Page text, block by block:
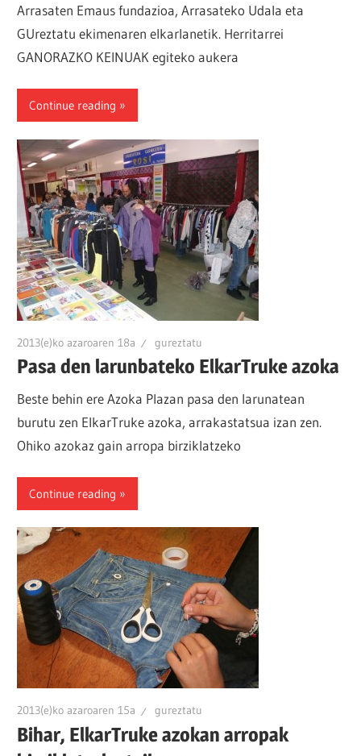
Arrasaten Emaus fundazioa, Arrasateko Udala eta
GUreztatu ekimenaren elkarlanetik. Herritarrei
GANORAZKO KEINUAK egiteko aukera
Continue reading
2013(e)ko azaroaren 18a gureztatu
Pasa den larunbateko ElkarTruke azoka
Beste behin ere Azoka Plazan pasa den larunatean
burutu zen ElkarTruke azoka, arrakastatsua izan zen.
Ohiko azokaz gain arropa birziklatzeko
Continue reading
2013(e)ko azaroaren 15a gureztatu
Bihar, ElkarTruke azokan arropak